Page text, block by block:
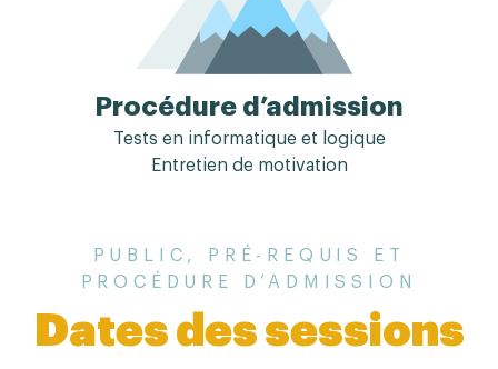
Procédure d’admission
Tests en informatique et logique
Entretien de motivation
PUBLIC, PRÉ-REQUIS ET
PROCÉDURE D’ADMISSION
Dates des sessions